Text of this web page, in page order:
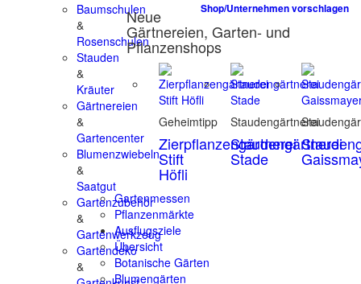
Baumschulen
&
Rosenschulen
Stauden
&
Kräuter
Gärtnereien
&
Gartencenter
Blumenzwiebeln
&
Saatgut
Gartenzubehör
&
Gartenwerkzeug
Gartendeko
&
Shop/Unternehmen vorschlagen
Neue
Gärtnereien, Garten- und
Pflanzenshops
Geheimtipp
Zierpflanzengärtnerei
Stift
Höfli
Staudengärtnerei
Staudengärtnerei
Stade
Gartenmessen
Pflanzenmärkte
Ausflugsziele
Übersicht
Botanische Gärten
Blumengärten